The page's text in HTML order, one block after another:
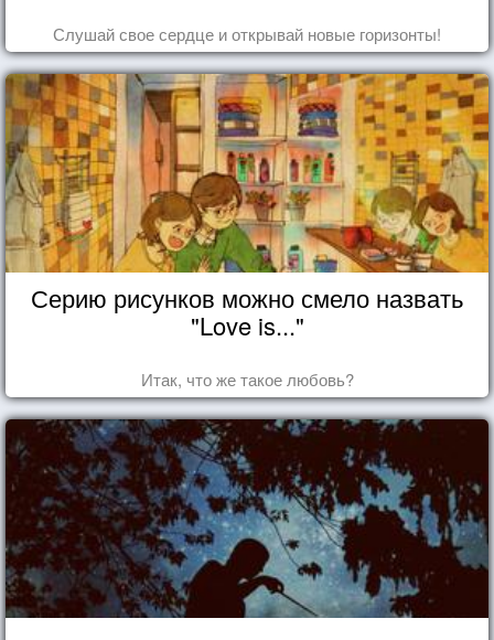
Слушай свое сердце и открывай новые горизонты!
Серию рисунков можно смело назвать
"Love is..."
Итак, что же такое любовь?